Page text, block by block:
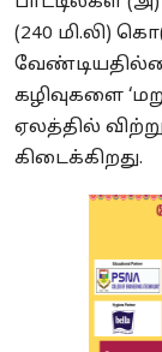
(240 மி.லி)
கழிவுகளை
ஏலத்தில்
கிடைக்கிறது.